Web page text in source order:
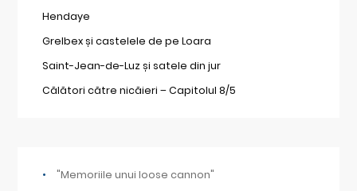
Hendaye
Grelbex și castelele de pe Loara
Saint-Jean-de-Luz și satele din jur
Călători către nicăieri – Capitolul 8/5
"Memoriile unui loose cannon"